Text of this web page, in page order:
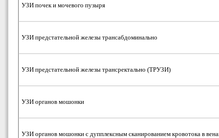
УЗИ почек и мочевого пузыря
УЗИ предстательной железы трансабдоминально
УЗИ предстательной железы трансректально (ТРУЗИ)
УЗИ органов мошонки
УЗИ органов мошонки с дупплексным сканированием кровотока в